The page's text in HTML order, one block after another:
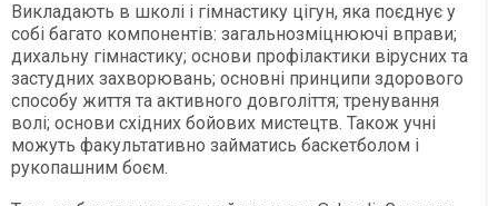
Викладають в школі і гімнастику цігун, яка поєднує у
собі багато компонентів: загальнозміцнюючі вправи;
дихальну гімнастику; основи профілактики вірусних та
застудних захворювань; основні принципи здорового
способу життя та активного довголіття; тренування
волі; основи східних бойових мистецтв. Також учні
можуть факультативно займатись баскетболом і
рукопашним боєм.